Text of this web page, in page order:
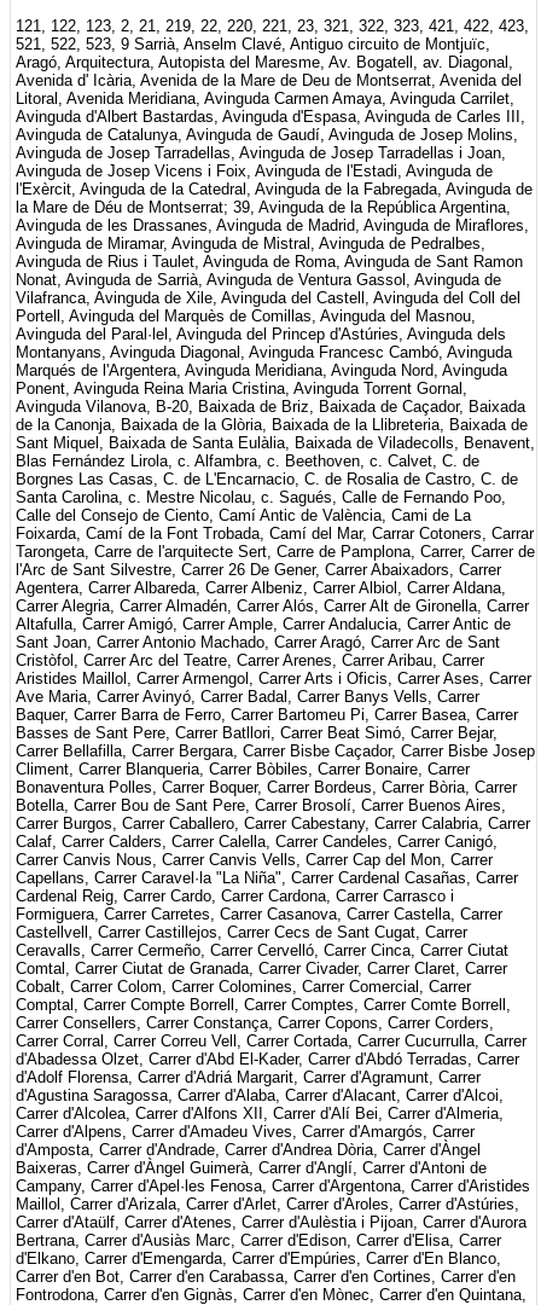
121, 122, 123, 2, 21, 219, 22, 220, 221, 23, 321, 322, 323, 421, 422, 423, 521, 522, 523, 9 Sarrià, Anselm Clavé, Antiguo circuito de Montjuïc, Aragó, Arquitectura, Autopista del Maresme, Av. Bogatell, av. Diagonal, Avenida d' Icària, Avenida de la Mare de Deu de Montserrat, Avenida del Litoral, Avenida Meridiana, Avinguda Carmen Amaya, Avinguda Carrilet, Avinguda d'Albert Bastardas, Avinguda d'Espasa, Avinguda de Carles III, Avinguda de Catalunya, Avinguda de Gaudí, Avinguda de Josep Molins, Avinguda de Josep Tarradellas, Avinguda de Josep Tarradellas i Joan, Avinguda de Josep Vicens i Foix, Avinguda de l'Estadi, Avinguda de l'Exèrcit, Avinguda de la Catedral, Avinguda de la Fabregada, Avinguda de la Mare de Déu de Montserrat; 39, Avinguda de la República Argentina, Avinguda de les Drassanes, Avinguda de Madrid, Avinguda de Miraflores, Avinguda de Miramar, Avinguda de Mistral, Avinguda de Pedralbes, Avinguda de Rius i Taulet, Avinguda de Roma, Avinguda de Sant Ramon Nonat, Avinguda de Sarrià, Avinguda de Ventura Gassol, Avinguda de Vilafranca, Avinguda de Xile, Avinguda del Castell, Avinguda del Coll del Portell, Avinguda del Marquès de Comillas, Avinguda del Masnou, Avinguda del Paral·lel, Avinguda del Princep d'Astúries, Avinguda dels Montanyans, Avinguda Diagonal, Avinguda Francesc Cambó, Avinguda Marqués de l'Argentera, Avinguda Meridiana, Avinguda Nord, Avinguda Ponent, Avinguda Reina Maria Cristina, Avinguda Torrent Gornal, Avinguda Vilanova, B-20, Baixada de Briz, Baixada de Caçador, Baixada de la Canonja, Baixada de la Glòria, Baixada de la Llibreteria, Baixada de Sant Miquel, Baixada de Santa Eulàlia, Baixada de Viladecolls, Benavent, Blas Fernández Lirola, c. Alfambra, c. Beethoven, c. Calvet, C. de Borgnes Las Casas, C. de L'Encarnacio, C. de Rosalia de Castro, C. de Santa Carolina, c. Mestre Nicolau, c. Sagués, Calle de Fernando Poo, Calle del Consejo de Ciento, Camí Antic de València, Cami de La Foixarda, Camí de la Font Trobada, Camí del Mar, Carrar Cotoners, Carrar Tarongeta, Carre de l'arquitecte Sert, Carre de Pamplona, Carrer, Carrer de l'Arc de Sant Silvestre, Carrer 26 De Gener, Carrer Abaixadors, Carrer Agentera, Carrer Albareda, Carrer Albeniz, Carrer Albiol, Carrer Aldana, Carrer Alegria, Carrer Almadén, Carrer Alós, Carrer Alt de Gironella, Carrer Altafulla, Carrer Amigó, Carrer Ample, Carrer Andalucia, Carrer Antic de Sant Joan, Carrer Antonio Machado, Carrer Aragó, Carrer Arc de Sant Cristòfol, Carrer Arc del Teatre, Carrer Arenes, Carrer Aribau, Carrer Aristides Maillol, Carrer Armengol, Carrer Arts i Oficis, Carrer Ases, Carrer Ave Maria, Carrer Avinyó, Carrer Badal, Carrer Banys Vells, Carrer Baquer, Carrer Barra de Ferro, Carrer Bartomeu Pi, Carrer Basea, Carrer Basses de Sant Pere, Carrer Batllori, Carrer Beat Simó, Carrer Bejar, Carrer Bellafilla, Carrer Bergara, Carrer Bisbe Caçador, Carrer Bisbe Josep Climent, Carrer Blanqueria, Carrer Bòbiles, Carrer Bonaire, Carrer Bonaventura Polles, Carrer Boquer, Carrer Bordeus, Carrer Bòria, Carrer Botella, Carrer Bou de Sant Pere, Carrer Brosolí, Carrer Buenos Aires, Carrer Burgos, Carrer Caballero, Carrer Cabestany, Carrer Calabria, Carrer Calaf, Carrer Calders, Carrer Calella, Carrer Candeles, Carrer Canigó, Carrer Canvis Nous, Carrer Canvis Vells, Carrer Cap del Mon, Carrer Capellans, Carrer Caravel·la "La Niña", Carrer Cardenal Casañas, Carrer Cardenal Reig, Carrer Cardo, Carrer Cardona, Carrer Carrasco i Formiguera, Carrer Carretes, Carrer Casanova, Carrer Castella, Carrer Castellvell, Carrer Castillejos, Carrer Cecs de Sant Cugat, Carrer Ceravalls, Carrer Cermeño, Carrer Cervelló, Carrer Cinca, Carrer Ciutat Comtal, Carrer Ciutat de Granada, Carrer Civader, Carrer Claret, Carrer Cobalt, Carrer Colom, Carrer Colomines, Carrer Comercial, Carrer Comptal, Carrer Compte Borrell, Carrer Comptes, Carrer Comte Borrell, Carrer Consellers, Carrer Constança, Carrer Copons, Carrer Corders, Carrer Corral, Carrer Correu Vell, Carrer Cortada, Carrer Cucurrulla, Carrer d'Abadessa Olzet, Carrer d'Abd El-Kader, Carrer d'Abdó Terradas, Carrer d'Adolf Florensa, Carrer d'Adriá Margarit, Carrer d'Agramunt, Carrer d'Agustina Saragossa, Carrer d'Alaba, Carrer d'Alacant, Carrer d'Alcoi, Carrer d'Alcolea, Carrer d'Alfons XII, Carrer d'Alí Bei, Carrer d'Almeria, Carrer d'Alpens, Carrer d'Amadeu Vives, Carrer d'Amargós, Carrer d'Amposta, Carrer d'Andrade, Carrer d'Andrea Dòria, Carrer d'Àngel Baixeras, Carrer d'Àngel Guimerà, Carrer d'Anglí, Carrer d'Antoni de Campany, Carrer d'Apel·les Fenosa, Carrer d'Argentona, Carrer d'Aristides Maillol, Carrer d'Arizala, Carrer d'Arlet, Carrer d'Aroles, Carrer d'Astúries, Carrer d'Ataülf, Carrer d'Atenes, Carrer d'Aulèstia i Pijoan, Carrer d'Aurora Bertrana, Carrer d'Ausiàs Marc, Carrer d'Edison, Carrer d'Elisa, Carrer d'Elkano, Carrer d'Emengarda, Carrer d'Empúries, Carrer d'En Blanco, Carrer d'en Bot, Carrer d'en Carabassa, Carrer d'en Cortines, Carrer d'en Fontrodona, Carrer d'en Gignàs, Carrer d'en Mònec, Carrer d'en Quintana, Carrer d'en Raurich, Carrer d'en Robador, Carrer d'en Roca, Carrer d'en Roig, Carrer d'en Rull, Carrer d'en Serra, Carrer d'en Xuclà, Carrer d'Enric Barges, Carrer d'Enric Giménez, Carrer d'Enric Granados, Carrer d'Enric Prat de la Riba, Carrer d'Entença, Carrer d'Ernest Lluch, Carrer d'Escipió, Carrer d'Esmeralda, Carrer D'Espinoi, Carrer d'Estaràs, Carrer d'Estruc, Carrer d'Eusebi Planas, Carrer d'Hercegovina, Carrer d'Holanda, Carrer d'Homer, Carrer d'Horaci, Carrer d'Hortes, Carrer d'Hostafrancs, Carrer D'Hurtado, Carrer d'Ibèria, Carrer d'Ifni, Carrer d'Igualada, Carrer d'Indíbil, Carrer d'Iradier, Carrer d'Ivorra, Carrer d'Olot, Carrer d'Olzinelles, Carrer d'Oriol Mestres, Carrer d'Ortigosa, Carrer d'Osi, Carrer d'Osona, Carrer Dagueria, Carrer Dames, Carrer Danubi, Carrer Davant del Portal Nou, Carrer de Roma, Carrer de Aribau, Carrer de Ávila, Carrer de Bac de Roda, Carrer de Bacardí, Carrer de Badajoz, Carrer de Badalona, Carrer de Badia, Carrer de Balboa, Carrer de Balcells, Carrer de Baldri Reixac, Carrer de Ballester, Carrer de Balmes, Carrer de Banyoles, Carrer de Basols, Carrer de Bassegoda, Carrer de Begur, Carrer de Bellesguard, Carrer de Bellver, Carrer de Benedetti, Carrer de Berlín, Carrer de Berna, Carrer de Bertran, Carrer de Bertrellans, Carrer de Besa, Carrer de Bethencourt, Carrer de Betlem, Carrer de Blai, Carrer de Blasco de Garay, Carrer de Bolívar, Carrer de Bolívia, Carrer de Bonaplata, Carrer de Bonavista, Carrer de Bonsoms, Carrer de Bori i Fontestà, Carrer de Bretòn de los Herreros, Carrer de Bruniquer, Carrer de Brusi, Carrer de Buenaventura Muñoz, Carrer de Buigas, Carrer de Buscarons, Carrer de Ca L'Alegre de Dalt, Carrer de Cabanes, Carrer de Càceres, Carrer de Cadis, Carrer de Calatrava, Carrer de Camprodon, Carrer de Can Mora, Carrer de Can Valero, Carrer de Canalejas, Carrer de Canet, Carrer de Canoge Piberat, Carrer de Capità Arenas, Carrer de Caponata, Carrer de Carles Riba, Carrer de Carme Karr; Carrer de Gressolet, Carrer de Carrera, Carrer de Carreras i Candi, Carrer de Carroç, Carrer de Casanova, Carrer de Casp, Carrer de Castellnou, Carrer de Castelló, Carrer de Casteràs, Carrer de Castillejos, Carrer de Cerdanyola, Carrer de Cervantes, Carrer de Cicero, Carrer de Ciudad Real, Carrer de Comte Guell, Carrer de Copèrnic, Carrer de Cornet i Mas, Carrer de Corretger, Carrer de Còrsega, Carrer de Cotonat, Carrer de Craywinckel, Carrer de Cristòfol de Moura, Carrer de Cuyàs, Carrer de Dalmàcia, Carrer de Dalmases, Carrer de Dalmau, Carrer de Daoiz i Velarde, Carrer de Dénia, Carrer de Descartes, Carrer de Doctor Ferran, Carrer de Dolors Monserdà, Carrer de Domínguez i Miralles, Carrer de Eduardo Conde, Carrer de Elisenda de Pinós, Carrer de Felipe de Paz, Carrer de Feliu Casanova, Carrer de Ferlandina, Carrer de Fernández Duró, Carrer de Ferran Puig, Carrer de Ferran Valls i Taverner, Carrer de Finestrat, Carrer de Finlàndia, Carrer de Fisas, Carrer de Fonollar, Carrer de Fontcoberta, Carrer de Francesc Layret, Carrer de Francesc Pujols, Carrer de Francisco Giner, Carrer de FrancolÍ, Carrer de Frederic Mompou, Carrer de Freixa, Carrer de Galileu, Carrer de Ganduxer, Carrer de García Mariño, Carrer de Gava, Carrer de Gayarre, Carrer de General Vives, Carrer de Ginebra, Carrer de Girona, Carrer de Gironella, Carrer de Goya, Carrer de Grau i Torras, Carrer de Guatemala, Carrer de Guillem Tell, Carrer de Guitard, Carrer de Guiter, Carrer de Hipolit Lazaro, Carrer de Chopin, Carrer de Ja Hi Som, Carrer de Jacquard, Carrer de Jaén, Carrer de Jane Adams, Carrer de Jaume Fabra, Carrer de Jaume Giralt, Carrer de Jaume I, Carrer de Jaume Piquet, Carrer de Jaume Roig, Carrer de Jaume Vicens i Vives, Carrer de Jerusalem, Carrer de Jesús i Maria, Carrer de Joan Blanques, Carrer de Joan de Peguera, Carrer de Joan Guell, Carrer de Joan Massana, Carrer de Joanot Martorell, Carrer de Joaquim Blume, Carrer de Joaquim Ruyra, Carrer de Jorda, Carrer de Jordi Girona, Carrer de Josep, Carrer de Josep Balari, Carrer de Josep Bertrand, Carrer de Josep Canaleta, Carrer de Josep Maria Lladó, Carrer de Josep Pijoan, Carrer de Josep Samitier, Carrer de Juan Bravo, Carrer de Juan de Sada, Carrer de Julià, Carrer de Julià Portet, Carrer de l'Abadessa Olzet, Carrer de l'Abat Safont, Carrer de l'Abat Samsó, Carrer de l'Alba, Carrer de L'Alcalde de Mostoles, Carrer de l'Àliga, Carrer de l'Allada-Vermell, Carrer de l'Almirall Aixada, Carrer de l'Almirall Cervera, Carrer de l'Anisadeta, Carrer de l'Antiga Travessera, Carrer de l'Arc de Sant Pau, Carrer de l'Argenter, Carrer de l'Argenteria, Carrer de l'Atlàntida, Carrer de l'Aurora, Carrer de l'Autonomia, Carrer de l'Avenir, Carrer de l'Ebre, Carrer de l'Elisi, Carrer de l'Emancipació, Carrer de L'Encarnació, Carrer de l'Escar, Carrer de l'Escorial, Carrer de l'Escultor Canet, Carrer de l'Espanya Industrial, Carrer de l'Est, Carrer de l'Estrella, Carrer de l'Hort de la Bomba, Carrer de l'Hort de la Vil·la, Carrer de l'Hort de Sant Pau